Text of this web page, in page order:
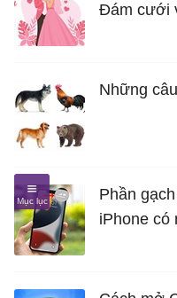
Đám cưới
Những
Phần
iPhone có